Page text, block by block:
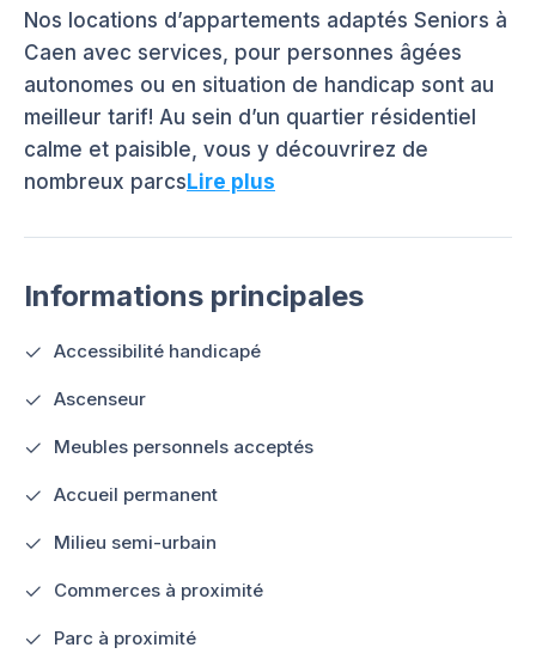
Nos locations d’appartements adaptés Seniors à
Caen avec services, pour personnes âgées
autonomes ou en situation de handicap sont au
meilleur tarif! Au sein d’un quartier résidentiel
calme et paisible, vous y découvrirez de
nombreux parcsLire plus
Informations principales
Accessibilité handicapé
Ascenseur
Meubles personnels acceptés
Accueil permanent
Milieu semi-urbain
Commerces à proximité
Parc à proximité